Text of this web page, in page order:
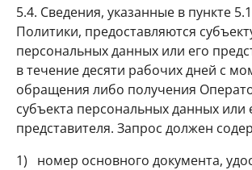
5.4. Сведения, указанные в пункте
Политики, предоставляются
персональных данных или его
в течение десяти рабочих дней с
обращения либо получения
субъекта персональных данных или
представителя. Запрос должен
1) номер основного документа,